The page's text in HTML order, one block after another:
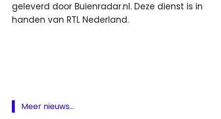
geleverd door Buienradar.nl. Deze dienst is in
handen van RTL Nederland.
Meer nieuws...